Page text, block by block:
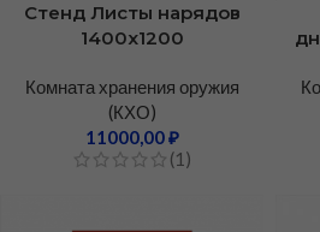
Стенд Листы нарядов
1400х1200
Комната хранения оружия
(КХО)
11000,00₽
(1)